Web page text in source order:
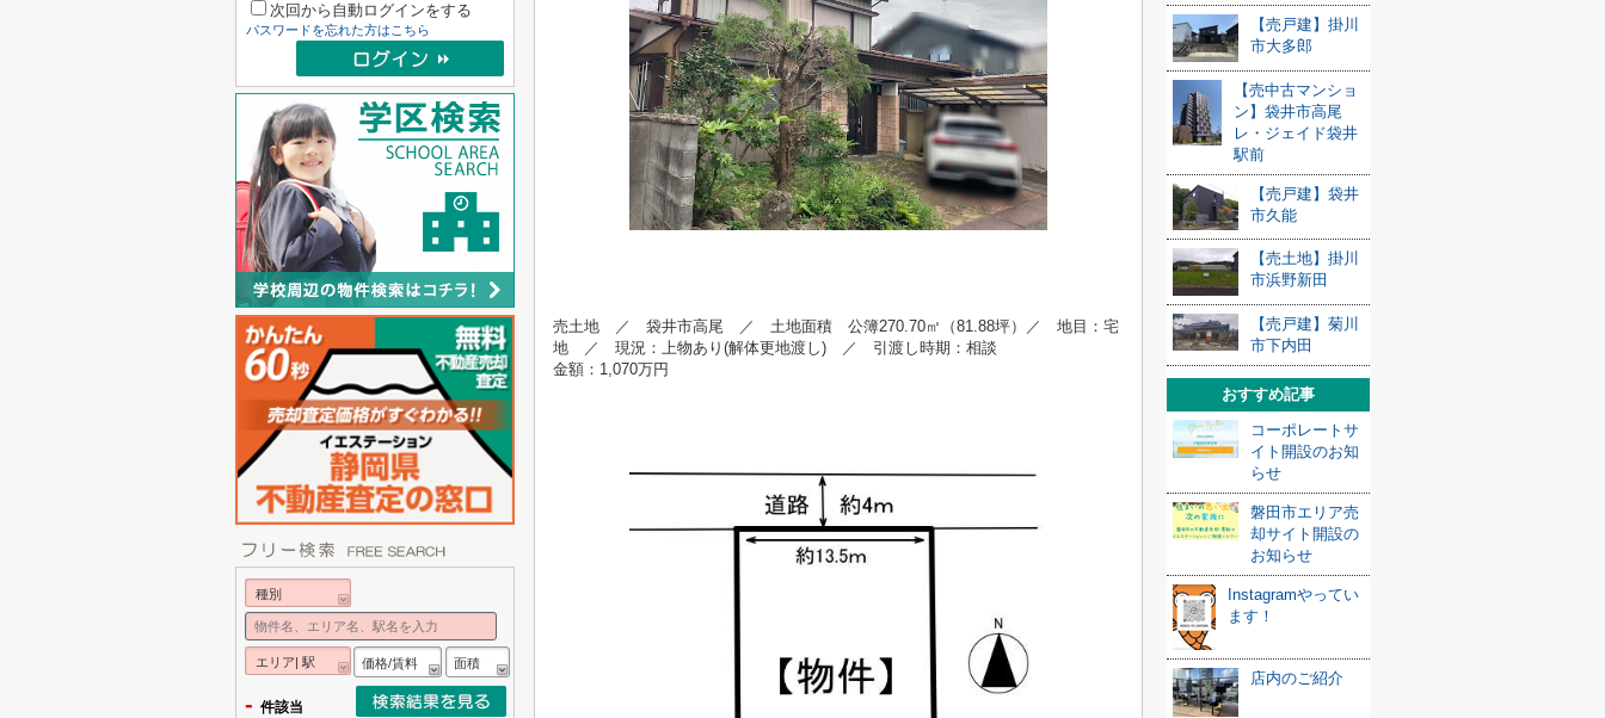
売土地 ／ 袋井市高尾 ／ 土地面積 公簿270.70㎡（81.88坪）／ 地目：宅
地 ／ 現況：上物あり(解体更地渡し)
／ 引渡し時期：相談
金額：1,070万円
【売戸建】掛川
市大多郎
【売中古マンショ
ン】袋井市高尾
レ・ジェイド袋井
駅前
【売戸建】袋井
市久能
【売土地】掛川
市浜野新田
【売戸建】菊川
市下内田
おすすめ記事
コーポレートサ
イト開設のお知
らせ
磐田市エリア売
却サイト開設の
お知らせ
Instagramやってい
ます！
店内のご紹介
次回から自動ログインをする
パスワードを忘れた方はこちら
種別
エリア| 駅 価格/賃料 面積
- 件該当